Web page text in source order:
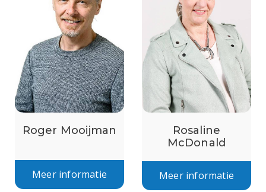
Roger Mooijman
Meer informatie
Rosaline
McDonald
Meer informatie